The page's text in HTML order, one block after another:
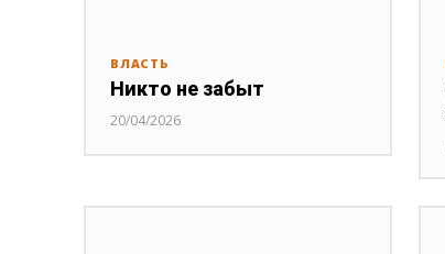
ВЛАСТЬ
Никто не забыт
20/04/2026